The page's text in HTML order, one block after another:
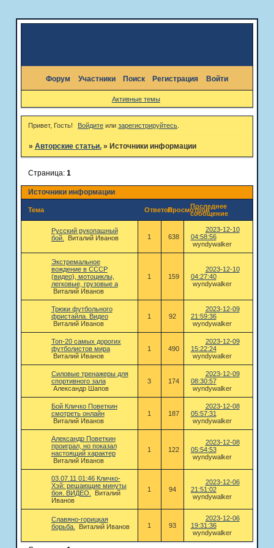
Форум Участники Поиск Регистрация Войти
Активные темы
Привет, Гость! Войдите илизарегистрируйтесь
» Авторские статьи. » Источники информации
Источники информации
Страница: 1
Тема ОтветовПросмотровПоследнее
сообщение
Русский рукопашный
бой.
Виталий Иванов 1 638
2023-12-10
04:58:56
wyndywalker
Экстремальное
вождение в СССР
(видео), мотоциклы,
легковые, грузовые а
Виталий Иванов
1 159
2023-12-10
04:27:40
wyndywalker
Трюки футбольного
фристайла. Видео
Виталий Иванов
1 92
2023-12-09
21:59:36
wyndywalker
Топ-20 самых дорогих
футболистов мира
Виталий Иванов
1 490
2023-12-09
15:22:24
wyndywalker
Силовые тренажеры для
спортивного зала
Александр Шапов
3 174
2023-12-09
08:30:57
wyndywalker
Бой Кличко Поветкин
смотреть онлайн
Виталий Иванов
1 187
2023-12-08
05:57:31
wyndywalker
Александр Поветкин
проиграл, но показал
настоящий характер
Виталий Иванов
1 122
2023-12-08
05:54:53
wyndywalker
03.07.11 01:46 Кличко-
Хэй: решающие минуты
боя. ВИДЕО.
Виталий
Иванов
1 94
2023-12-06
21:51:02
wyndywalker
Славяно-горицкая
борьба.
Виталий Иванов 1 93
2023-12-06
19:31:36
wyndywalker